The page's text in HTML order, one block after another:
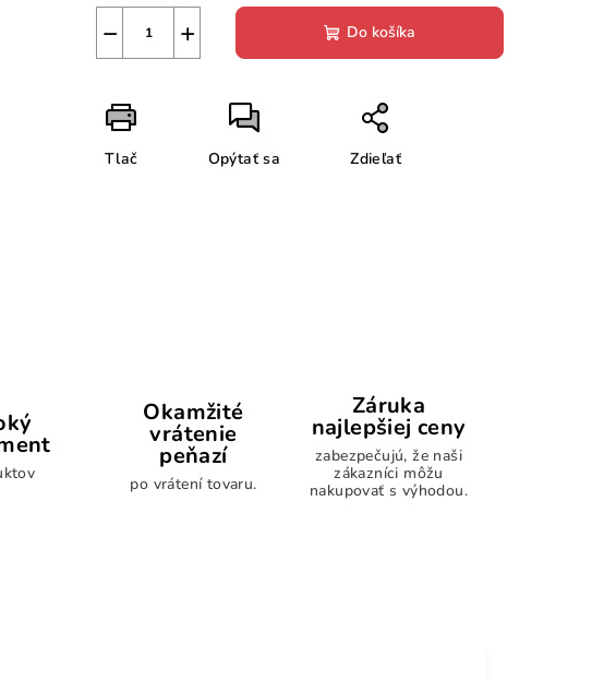
+
− Do košíka
Tlač Opýtať sa Zdieľať
Okamžité
vrátenie
peňazí
po vrátení tovaru.
Záruka
najlepšiej ceny
zabezpečujú, že naši
zákazníci môžu
nakupovať s výhodou.